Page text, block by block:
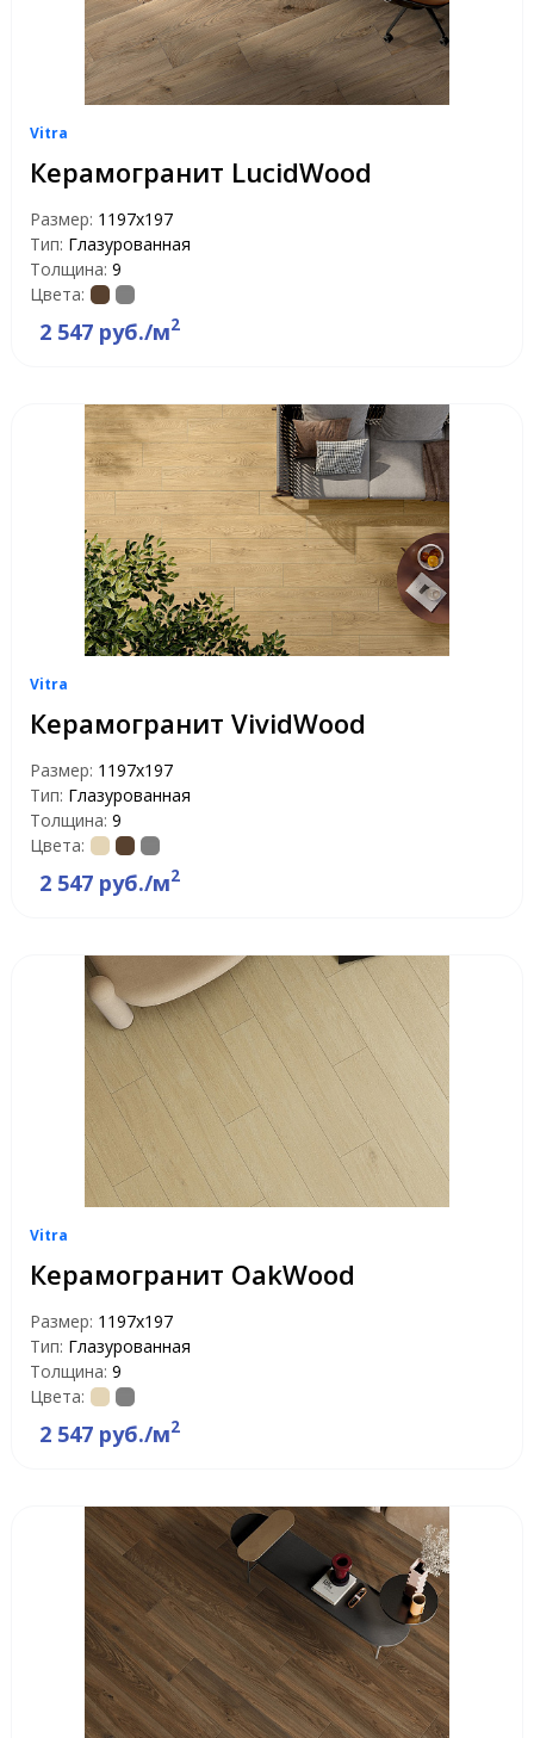
Vitra
Керамогранит LucidWood
Размер: 1197х197
Тип: Глазурованная
Толщина: 9
Цвета:
2 547 руб./м2
Vitra
Керамогранит VividWood
Размер: 1197х197
Тип: Глазурованная
Толщина: 9
Цвета:
2 547 руб./м2
Vitra
Керамогранит OakWood
Размер: 1197х197
Тип: Глазурованная
Толщина: 9
Цвета:
2 547 руб./м2